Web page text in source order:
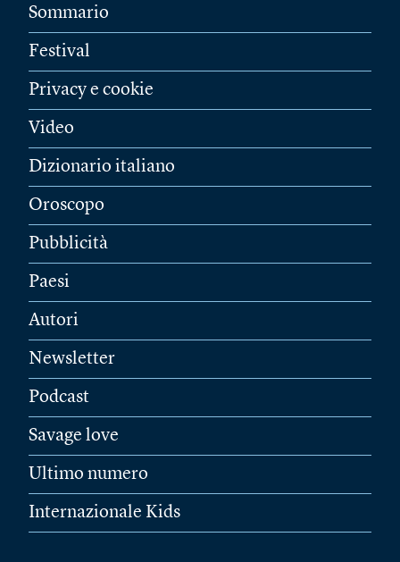
Sommario
Festival
Privacy e cookie
Video
Dizionario italiano
Oroscopo
Pubblicità
Paesi
Autori
Newsletter
Podcast
Savage love
Ultimo numero
Internazionale Kids